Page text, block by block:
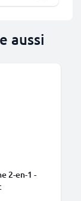
aussi
2-en-1 -